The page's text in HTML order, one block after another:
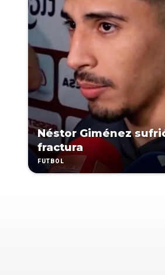
Néstor Giménez
fractura
FÚTBOL